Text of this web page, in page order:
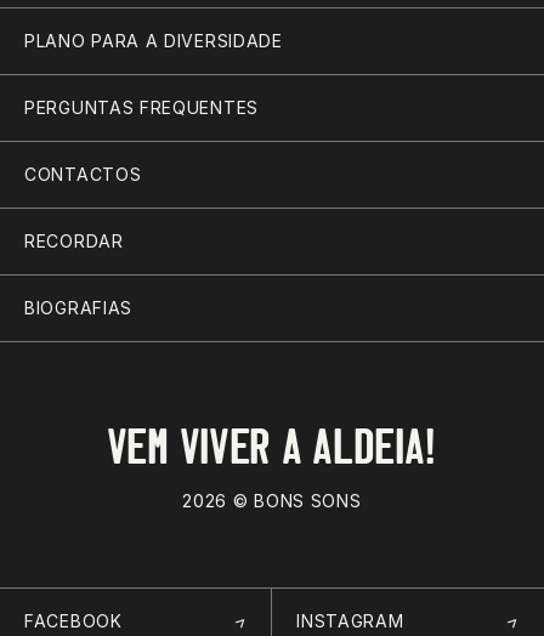
VEM VIVER A ALDEIA!
2026 © BONS SONS
PLANO PARA A DIVERSIDADE
PERGUNTAS FREQUENTES
CONTACTOS
RECORDAR
BIOGRAFIAS
FACEBOOK INSTAGRAM